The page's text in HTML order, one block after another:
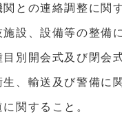
との連絡調整に関
設、設備等の整備
別開会式及び閉会
、輸送及び警備に
関すること。